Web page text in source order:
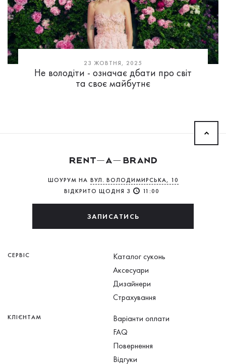
23 ЖОВТНЯ, 2025
Не володіти - означає дбати про світ
та своє майбутнє
ШОУРУМ НА ВУЛ. ВОЛОДИМИРСЬКА, 10
ВІДКРИТО ЩОДНЯ З
11:00
ЗАПИСАТИСЬ
СЕРВІС
Каталог суконь
Аксесуари
Дизайнери
Страхування
КЛІЄНТАМ
Варіанти оплати
FAQ
Повернення
Відгуки